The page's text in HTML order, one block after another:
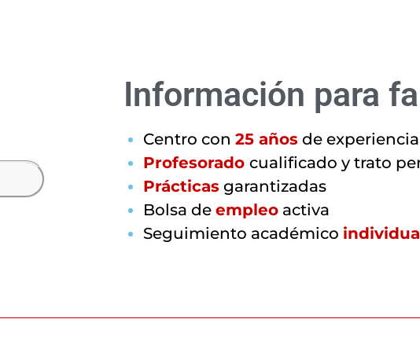
Información para
Centro con 25 años de experiencia
Profesorado cualificado y trato
Prácticas garantizadas
Bolsa de empleo activa
Seguimiento académico